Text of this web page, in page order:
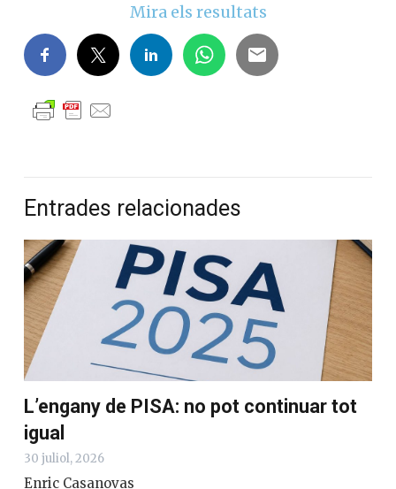
Mira els resultats
Entrades relacionades
L’engany de PISA: no pot continuar tot
igual
30 juliol, 2026
Enric Casanovas